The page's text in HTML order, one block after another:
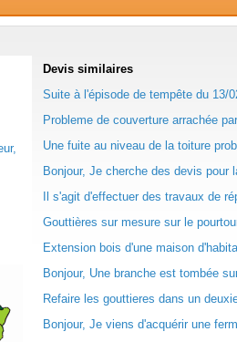
Devis similaires
Suite à l'épisode de tempête du 13/
Probleme de couverture arrachée
Une fuite au niveau de la toiture
Bonjour, Je cherche des devis pour
Il s'agit d'effectuer des travaux de
Gouttières sur mesure sur le
Extension bois d'une maison
Bonjour, Une branche est tombée
Refaire les gouttieres dans un
Bonjour, Je viens d'acquérir une